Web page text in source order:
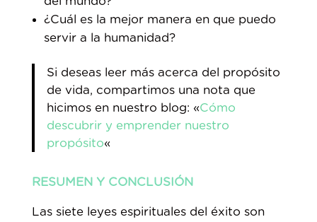
¿Cuál es la mejor manera en que puedo
servir a la humanidad?
Si deseas leer más acerca del propósito
de vida, compartimos una nota que
hicimos en nuestro blog: «Cómo
descubrir y emprender nuestro
propósito«
RESUMEN Y CONCLUSIÓN
Las siete leyes espirituales del éxito son